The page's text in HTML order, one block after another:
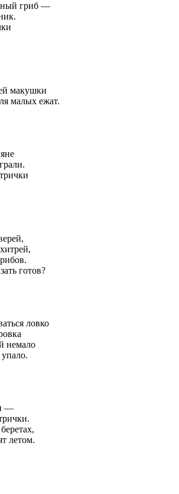
гриб —
макушки
малых ежат.
готов?
ловко
немало
—
летом.